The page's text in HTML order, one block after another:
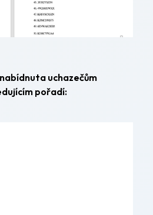
uchazečům
pořadí: